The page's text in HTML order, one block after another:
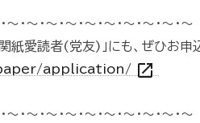
～・～・～・～・～・～・～・～・～・～
紙愛読者(党友)」にも、ぜひお申
application/ open_in_new
～・～・～・～・～・～・～・～・～・～